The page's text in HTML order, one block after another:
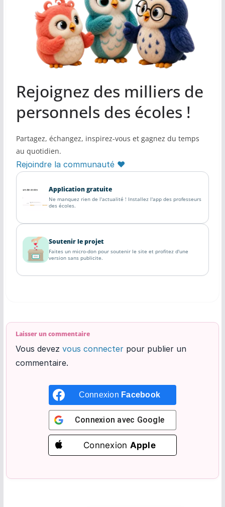
Contact
Rejoignez des milliers de
personnels des écoles !
Partagez, échangez, inspirez-vous et gagnez du temps
au quotidien.
Rejoindre la communauté ♥
Application gratuite
Ne manquez rien de l'actualité ! Installez l'app des professeurs
des écoles.
Soutenir le projet
Faites un micro-don pour soutenir le site et profitez d'une
version sans publicite.
Laisser un commentaire
Vous devez vous connecterpour publier un
commentaire.
Connexion Facebook
Connexion avec Google
Connexion Apple